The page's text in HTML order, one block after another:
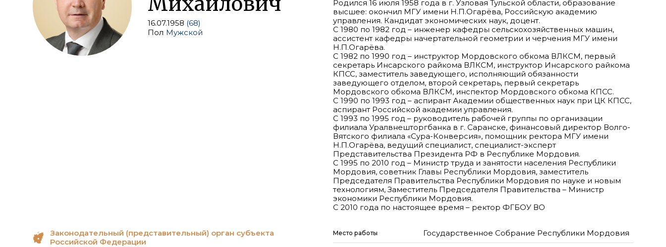
16.07.1958 (68)
Пол Мужской
Родился 16 июля 1958 года в г. Узловая Тульской области, образование
высшее: окончил МГУ имени Н.П.Огарёва, Российскую академию
управления. Кандидат экономических наук, доцент.
С 1980 по 1982 год – инженер кафедры сельскохозяйственных машин,
ассистент кафедры начертательной геометрии и черчения МГУ имени
Н.П.Огарёва.
С 1982 по 1990 год – инструктор Мордовского обкома ВЛКСМ, первый
секретарь Инсарского райкома ВЛКСМ, инструктор Инсарского райкома
КПСС, заместитель заведующего, исполняющий обязанности
заведующего отделом, второй секретарь, первый секретарь
Мордовского обкома ВЛКСМ, инспектор Мордовского обкома КПСС.
С 1990 по 1993 год – аспирант Академии общественных наук при ЦК КПСС,
аспирант Российской академии управления.
С 1993 по 1995 год – руководитель рабочей группы по организации
филиала Уралвнешторгбанка в г. Саранске, финансовый директор Волго-
Вятского филиала «Сура-Конверсия», помощник ректора МГУ имени
Н.П.Огарёва, ведущий специалист, специалист-эксперт
Представительства Президента РФ в Республике Мордовия.
С 1995 по 2010 год – Министр труда и занятости населения Республики
Мордовия, советник Главы Республики Мордовия, заместитель
Председателя Правительства Республики Мордовия по науке и новым
технологиям, Заместитель Председателя Правительства – Министр
экономики Республики Мордовия.
С 2010 года по настоящее время – ректор ФГБОУ ВО
Законодательный (представительный) орган субъекта
Российской Федерации
Место работы Государственное Собрание Республики Мордовия